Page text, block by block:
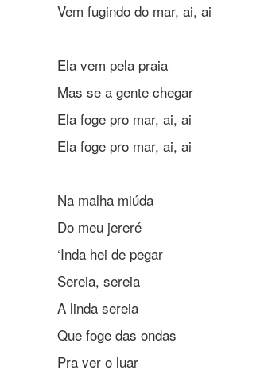
Vem fugindo do mar, ai, ai
Ela vem pela praia
Mas se a gente chegar
Ela foge pro mar, ai, ai
Ela foge pro mar, ai, ai
Na malha miúda
Do meu jereré
‘Inda hei de pegar
Sereia, sereia
A linda sereia
Que foge das ondas
Pra ver o luar